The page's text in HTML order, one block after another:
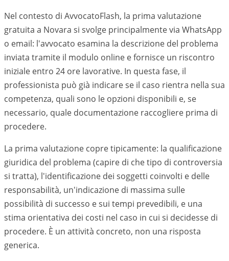
Nel contesto di AvvocatoFlash, la prima valutazione
gratuita a Novara si svolge principalmente via WhatsApp
o email: l'avvocato esamina la descrizione del problema
inviata tramite il modulo online e fornisce un riscontro
iniziale entro 24 ore lavorative. In questa fase, il
professionista può già indicare se il caso rientra nella sua
competenza, quali sono le opzioni disponibili e, se
necessario, quale documentazione raccogliere prima di
procedere.
La prima valutazione copre tipicamente: la qualificazione
giuridica del problema (capire di che tipo di controversia
si tratta), l'identificazione dei soggetti coinvolti e delle
responsabilità, un'indicazione di massima sulle
possibilità di successo e sui tempi prevedibili, e una
stima orientativa dei costi nel caso in cui si decidesse di
procedere. È un attività concreto, non una risposta
generica.